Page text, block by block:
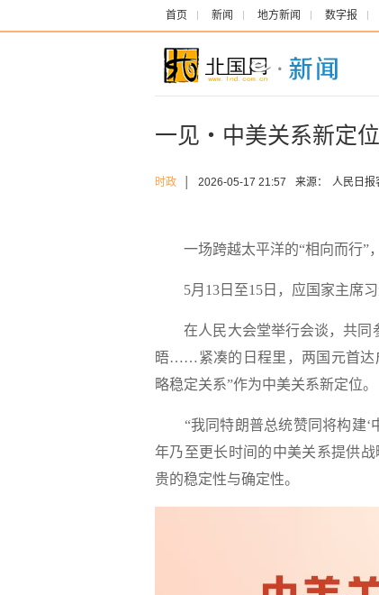
首页 新闻 地方新闻 数字报
一见・中美关系新定
时政 2026-05-17 21:57 来源： 人民日报
一场跨越太平洋的“相向而行”，
5月13日至15日，应国家主席习
在人民大会堂举行会谈，共同
晤……紧凑的日程里，两国元首达
略稳定关系”作为中美关系新定位。
“我同特朗普总统赞同将构建‘
年乃至更长时间的中美关系提供
贵的稳定性与确定性。